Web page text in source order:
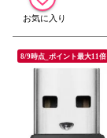
8/9時点_ポイント最大11倍